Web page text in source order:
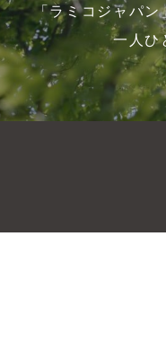
「ラミコジャパ
一人ひ